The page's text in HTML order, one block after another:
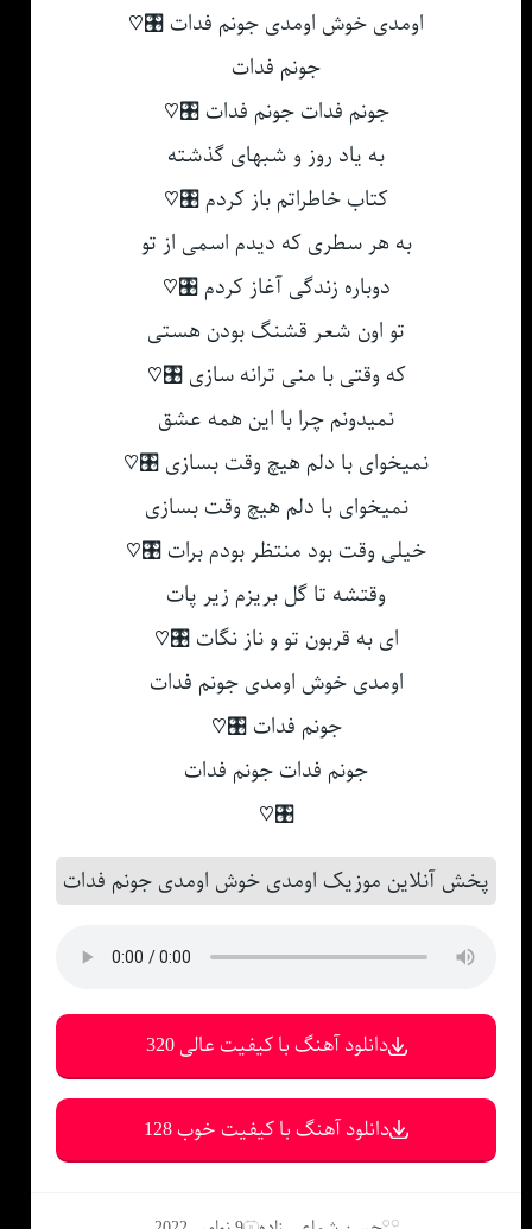
اومدی خوش اومدی جونم فدات 🎛♡
جونم فدات
جونم فدات جونم فدات 🎛♡
به یاد روز و شبهای گذشته
کتاب خاطراتم باز کردم 🎛♡
به هر سطری که دیدم اسمی از تو
دوباره زندگی آغاز کردم 🎛♡
تو اون شعر قشنگ بودن هستی
که وقتی با منی ترانه سازی 🎛♡
نمیدونم چرا با این همه عشق
نمیخوای با دلم هیچ وقت بسازی 🎛♡
نمیخوای با دلم هیچ وقت بسازی
خیلی وقت بود منتظر بودم برات 🎛♡
وقتشه تا گل بریزم زیر پات
ای به قربون تو و ناز نگات 🎛♡
اومدی خوش اومدی جونم فدات
جونم فدات 🎛♡
جونم فدات جونم فدات
🎛♡
پخش آنلاین موزیک اومدی خوش اومدی جونم فدات
دانلود آهنگ با کیفیت عالی 320
دانلود آهنگ با کیفیت خوب 128